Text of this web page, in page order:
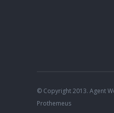
© Copyright 2013. Agent
Prothemeus